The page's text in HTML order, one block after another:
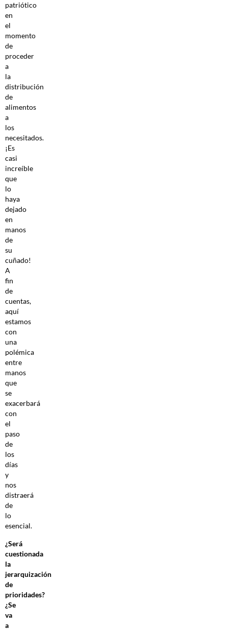
patriótico
en
el
momento
de
proceder
a
la
distribución
de
alimentos
a
los
necesitados.
¡Es
casi
increíble
que
lo
haya
dejado
en
manos
de
su
cuñado!
A
fin
de
cuentas,
aquí
estamos
con
una
polémica
entre
manos
que
se
exacerbará
con
el
paso
de
los
días
y
nos
distraerá
de
lo
esencial.
¿Será
cuestionada
la
jerarquización
de
prioridades?
¿Se
va
a